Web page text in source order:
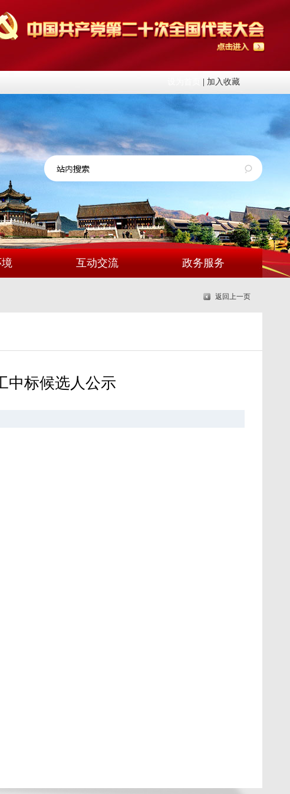
加入收藏
互动交流 政务服务
返回上一页
中标候选人公示